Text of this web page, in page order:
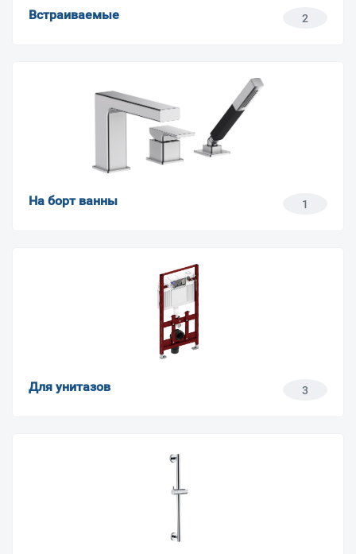
Встраиваемые 2
На борт ванны 1
Для унитазов 3